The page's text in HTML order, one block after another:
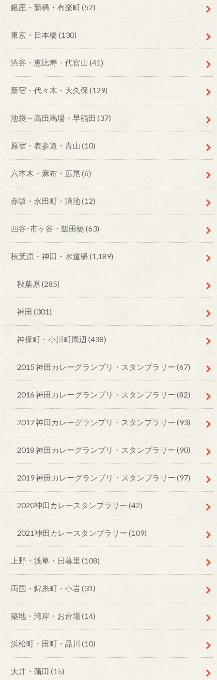
銀座・新橋・有楽町(52)
東京・日本橋 (130)
渋谷・恵比寿・代官山 (41)
新宿・代々木・大久保 (129)
池袋～高田馬場・早稲田 (37)
原宿・表参道・青山 (10)
六本木・麻布・広尾 (6)
赤坂・永田町・溜池(12)
四谷･市ヶ谷・飯田橋 (63)
秋葉原・神田・水道橋 (1,189)
秋葉原 (285)
神田 (301)
神保町・小川町周辺 (438)
2015 神田カレーグランプリ・スタンプラリー (67)
2016 神田カレーグランプリ・スタンプラリー (82)
2017 神田カレーグランプリ・スタンプラリー (93)
2018 神田カレーグランプリ・スタンプラリー (90)
2019 神田カレーグランプリ・スタンプラリー (97)
2020神田カレースタンプラリー (42)
2021神田カレースタンプラリー (109)
上野・浅草・日暮里 (108)
両国・錦糸町・小岩(31)
築地・湾岸・お台場(14)
浜松町・田町・品川 (10)
大井・蒲田 (15)